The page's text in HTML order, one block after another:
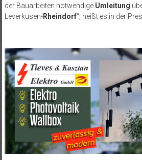
der Bauarbeiten notwendige Umleitung
Leverkusen-Rheindorf“, heißt es in der